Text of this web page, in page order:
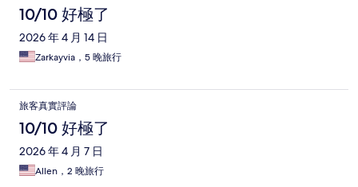
10/10 好極了
2026 年 4 月 14 日
Zarkayvia，5 晚旅行
旅客真實評論
10/10 好極了
2026 年 4 月 7 日
Allen，2 晚旅行